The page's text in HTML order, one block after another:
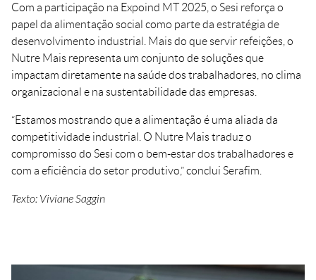
Com a participação na Expoind MT 2025, o Sesi reforça o
papel da alimentação social como parte da estratégia de
desenvolvimento industrial. Mais do que servir refeições, o
Nutre Mais representa um conjunto de soluções que
impactam diretamente na saúde dos trabalhadores, no clima
organizacional e na sustentabilidade das empresas.
“Estamos mostrando que a alimentação é uma aliada da
competitividade industrial. O Nutre Mais traduz o
compromisso do Sesi com o bem-estar dos trabalhadores e
com a eficiência do setor produtivo,” conclui Serafim.
Texto: Viviane Saggin